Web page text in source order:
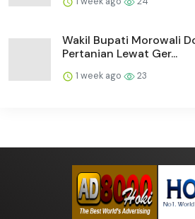
Wakil Bupati Morowali
Pertanian Lewat Ger...
1 week ago 23